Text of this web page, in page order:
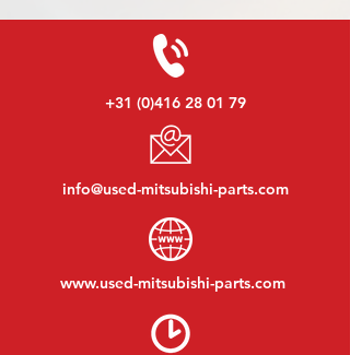
+31 (0)416 28 01 79
info@used-mitsubishi-parts.com
www.used-mitsubishi-parts.com